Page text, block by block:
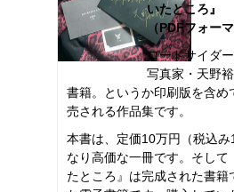
いたところ』
（PDFフォーマ
ロードサイダ
写真家・天野
書籍。というか印刷版を含め
売される作品集です。
本書は、定価10万円（税込
なり高価な一冊です。そして
たところ』は完成された書籍